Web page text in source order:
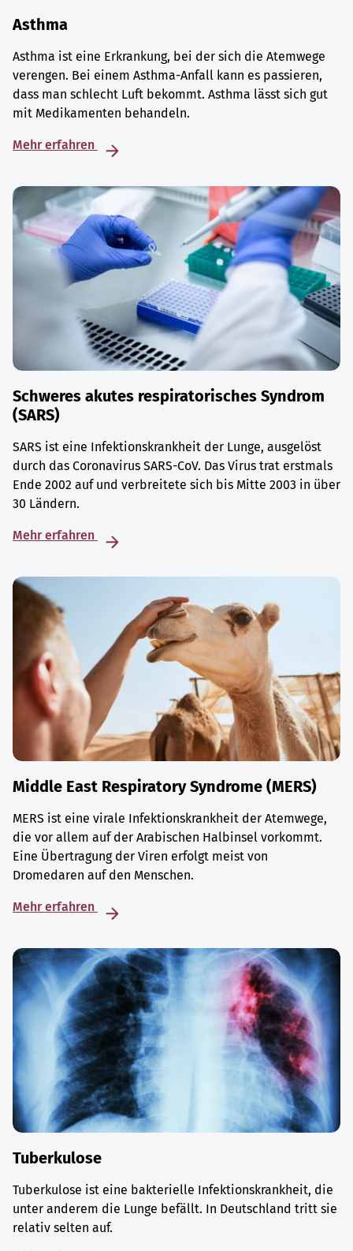
Asthma
Asthma ist eine Erkrankung, bei der sich die Atemwege
verengen. Bei einem Asthma-Anfall kann es passieren,
dass man schlecht Luft bekommt. Asthma lässt sich gut
mit Medikamenten behandeln.
Mehr erfahren
Schweres akutes respiratorisches Syndrom
(SARS)
SARS ist eine Infektionskrankheit der Lunge, ausgelöst
durch das Coronavirus SARS-CoV. Das Virus trat erstmals
Ende 2002 auf und verbreitete sich bis Mitte 2003 in über
30 Ländern.
Mehr erfahren
Middle East Respiratory Syndrome (MERS)
MERS ist eine virale Infektionskrankheit der Atemwege,
die vor allem auf der Arabischen Halbinsel vorkommt.
Eine Übertragung der Viren erfolgt meist von
Dromedaren auf den Menschen.
Mehr erfahren
Tuberkulose
Tuberkulose ist eine bakterielle Infektionskrankheit, die
unter anderem die Lunge befällt. In Deutschland tritt sie
relativ selten auf.